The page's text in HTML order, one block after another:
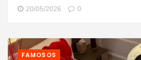
20/05/2026 0
FAMOSOS